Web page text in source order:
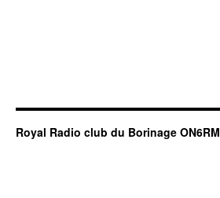
Royal Radio club du Borinage ON6RM